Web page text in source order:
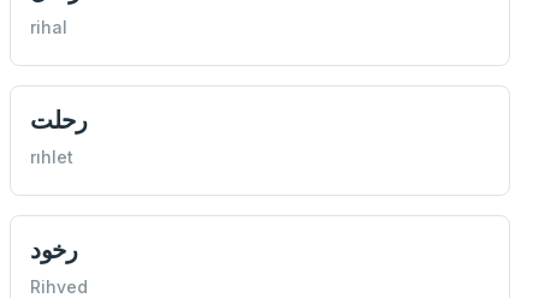
rihal
رحلت
rıhlet
رخود
Rihved